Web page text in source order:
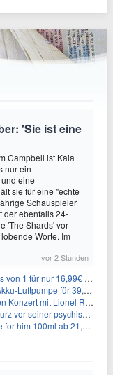
'Sie ist eine
Campbell ist Kaia
nur ein
eine
sie für eine "echte
Schauspieler
der ebenfalls 24-
'The Shards' vor
Worte. Im
vor 2 Stunden
nur 16,99€ inkl. Versand
Luftpumpe für 39,99€
Richie nach medizinischem Notfall
Krise aus dem Haus
ab 21,84€ im Sparabo